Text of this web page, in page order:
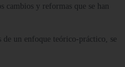
cambios y reformas que se han
un enfoque teórico-práctico, se